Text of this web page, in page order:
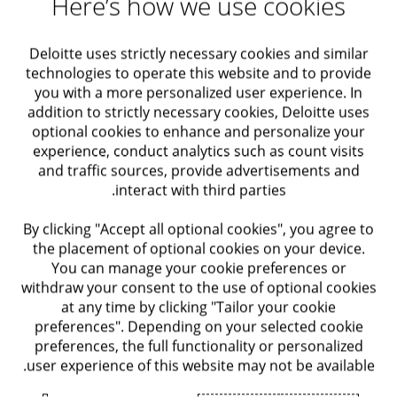
תכנון אופטימלי של מבנה חברות, תוך התחשבות באופי פעילות
תפעולית מקסימלית.
בין הפתרונות שלנו
ליווי חברות ויזמים בתהליך הבנייה של מבנה חברות
תכנון ומיפוי מבנה חברות המותאם לשיקולי מיסוי
אופטימיזציה של מבנה חברות לאפשרות של הכנסת
ליצירת קשר עם המומחים שלנו
כפיר אילני
ראש אשכול Deloitte Private Tax
טיפול וייעוץ בנאמנויות בארץ ובחו"ל
דיני עבודה
שיפור ביצועים
אופטימיזציה של מערכות
ניהול סיכונים – ארגוניים, סייבר
ו-IT
ניהול סיכונים – ארגוניים, סייבר ו-IT
Deloitte uses strictly necessary cookies and similar
technologies to operate this website and to provide
you with a more personalized user experience. In
addition to strictly necessary cookies, Deloitte uses
optional cookies to enhance and personalize your
experience, conduct analytics such as count visits
and traffic sources, provide advertisements and
interact with third parties.
By clicking "Accept all optional cookies", you agree to
the placement of optional cookies on your device.
You can manage your cookie preferences or
withdraw your consent to the use of optional cookies
at any time by clicking "Tailor your cookie
preferences". Depending on your selected cookie
preferences, the full functionality or personalized
user experience of this website may not be available.